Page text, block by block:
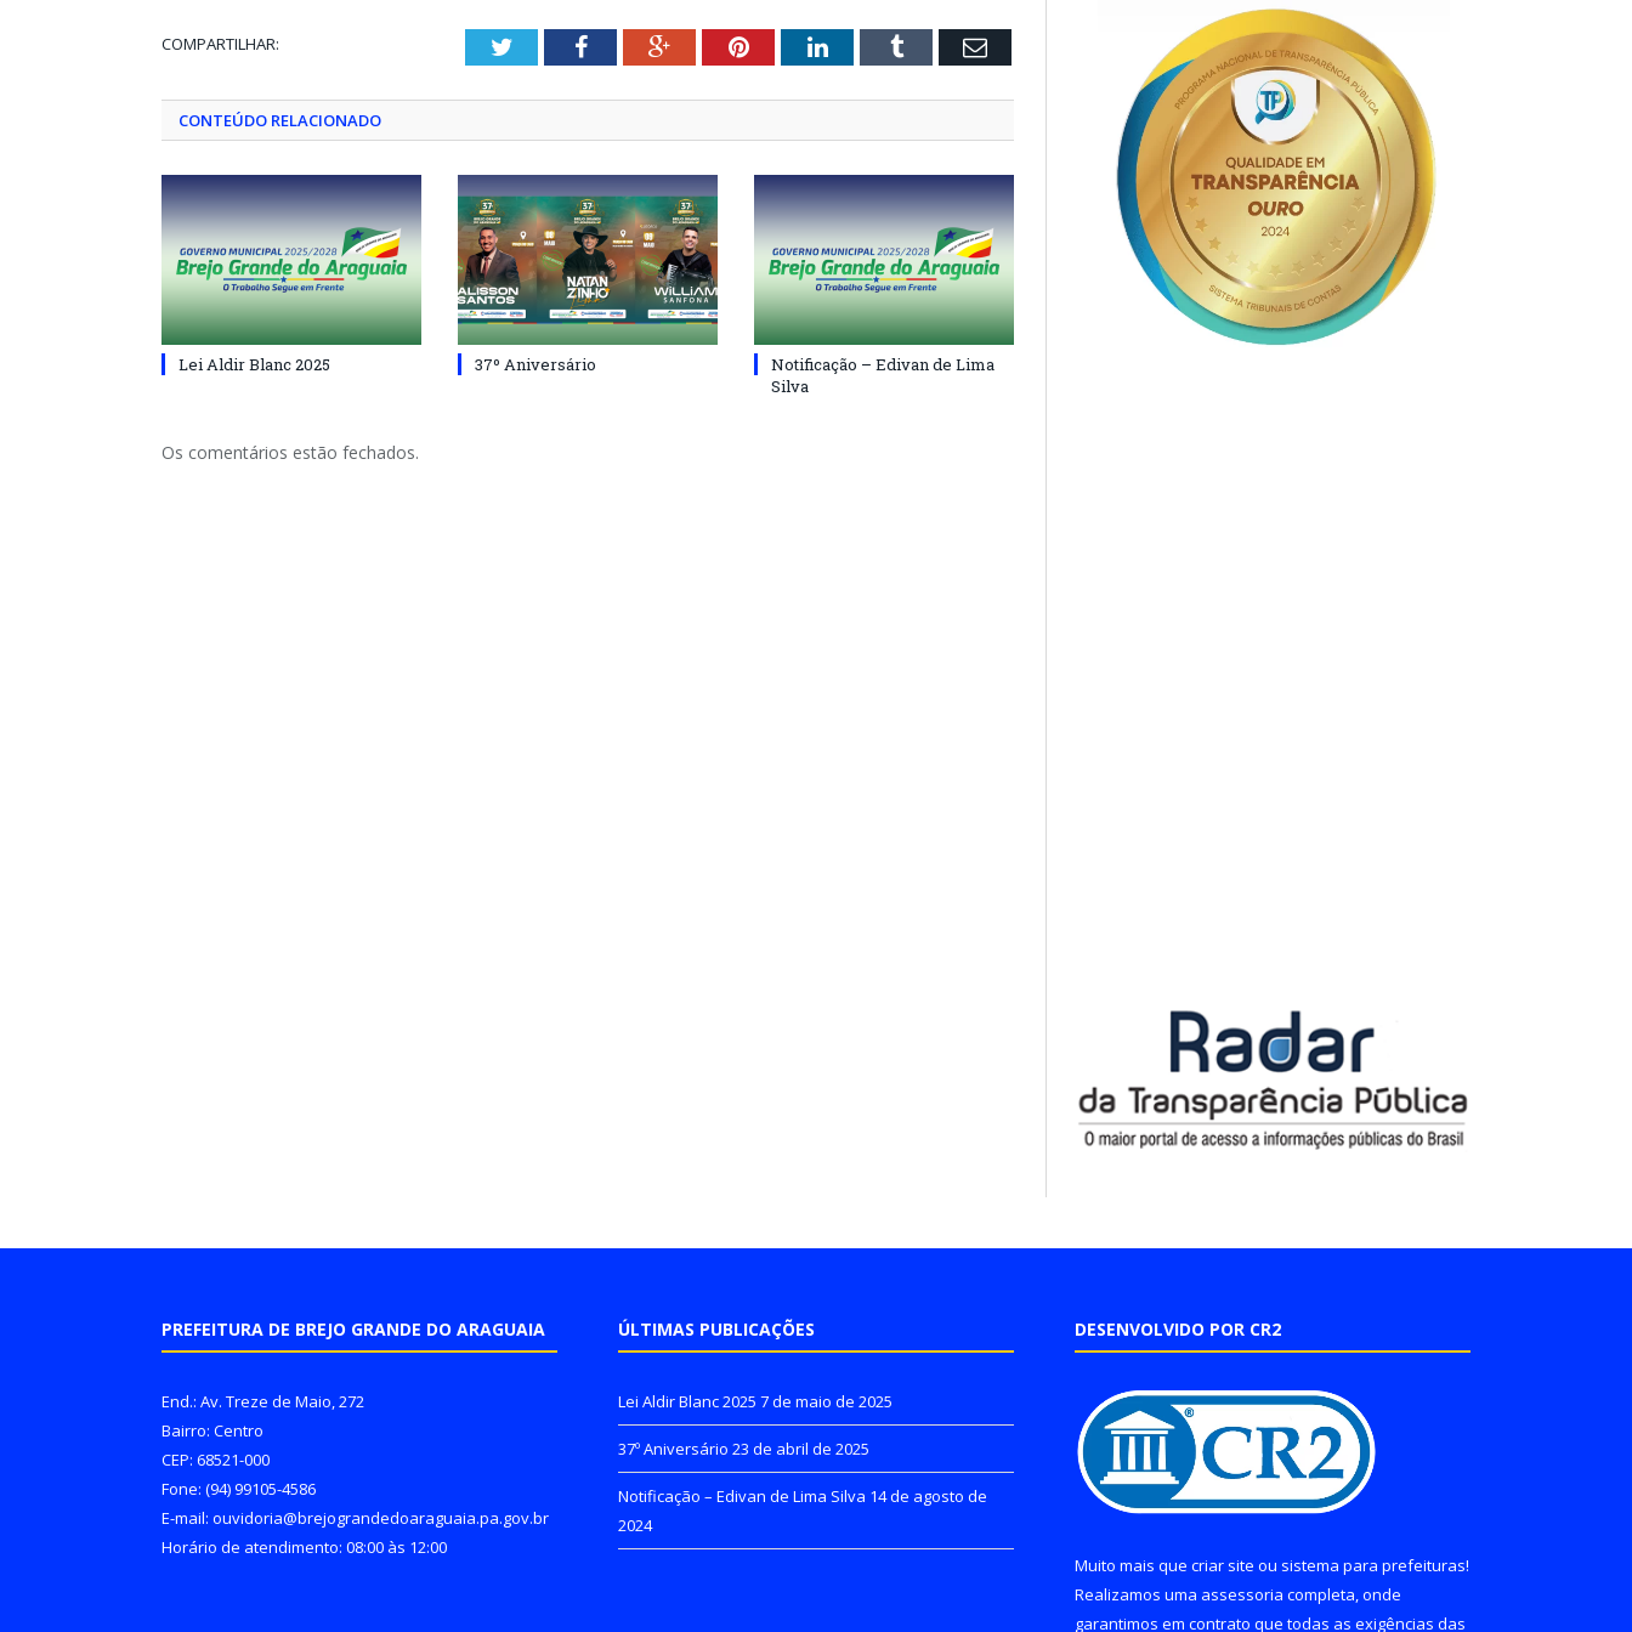
COMPARTILHAR: TwitterFacebookGoogle+PinterestLinkedInTumblr Email
CONTEÚDO RELACIONADO
Lei Aldir Blanc 2025 37º Aniversário
Notificação – Edivan de Lima
Silva
Os comentários estão fechados.
PREFEITURA DE BREJO GRANDE DO ARAGUAIA
End.: Av. Treze de Maio, 272
Bairro: Centro
CEP: 68521-000
Fone: (94) 99105-4586
E-mail: ouvidoria@brejograndedoaraguaia.pa.gov.br
Horário de atendimento: 08:00 às 12:00
ÚLTIMAS PUBLICAÇÕES
Lei Aldir Blanc 2025 7 de maio de 2025
37º Aniversário 23 de abril de 2025
Notificação – Edivan de Lima Silva 14 de agosto de
2024
DESENVOLVIDO POR CR2
Muito mais que criar site ou sistema para prefeituras!
Realizamos uma assessoria completa, onde
garantimos em contrato que todas as exigências das